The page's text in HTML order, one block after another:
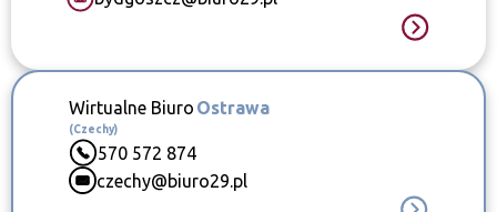
Wirtualne Biuro Ostrawa
(Czechy)
570 572 874
czechy@biuro29.pl